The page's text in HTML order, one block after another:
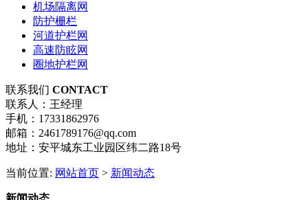
机场隔离网
防护栅栏
河道护栏网
高速防眩网
圈地护栏网
联系我们 CONTACT
联系人：王经理
手机：17331862976
邮箱：2461789176@qq.com
地址：安平城东工业园区纬二路18号
当前位置: 网站首页 > 新闻动态